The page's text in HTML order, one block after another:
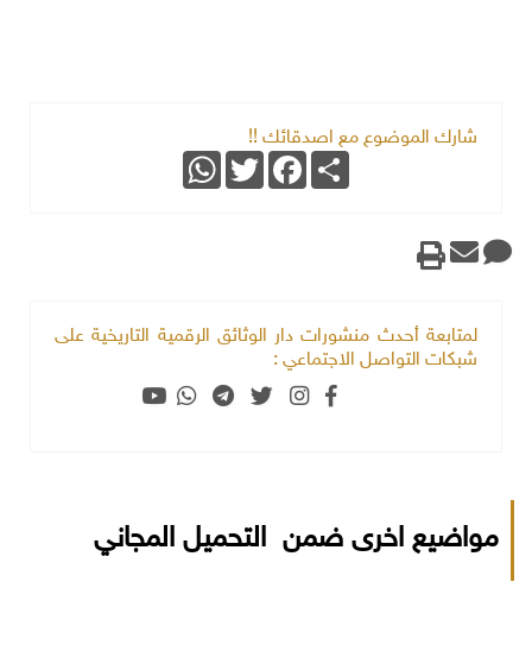
شارك الموضوع مع اصدقائك !!
Share
Facebook
Twitter
WhatsApp
لمتابعة أحدث منشورات دار الوثائق الرقمية التاريخية على
شبكات التواصل الاجتماعي :
مواضيع اخرى ضمن التحميل المجاني